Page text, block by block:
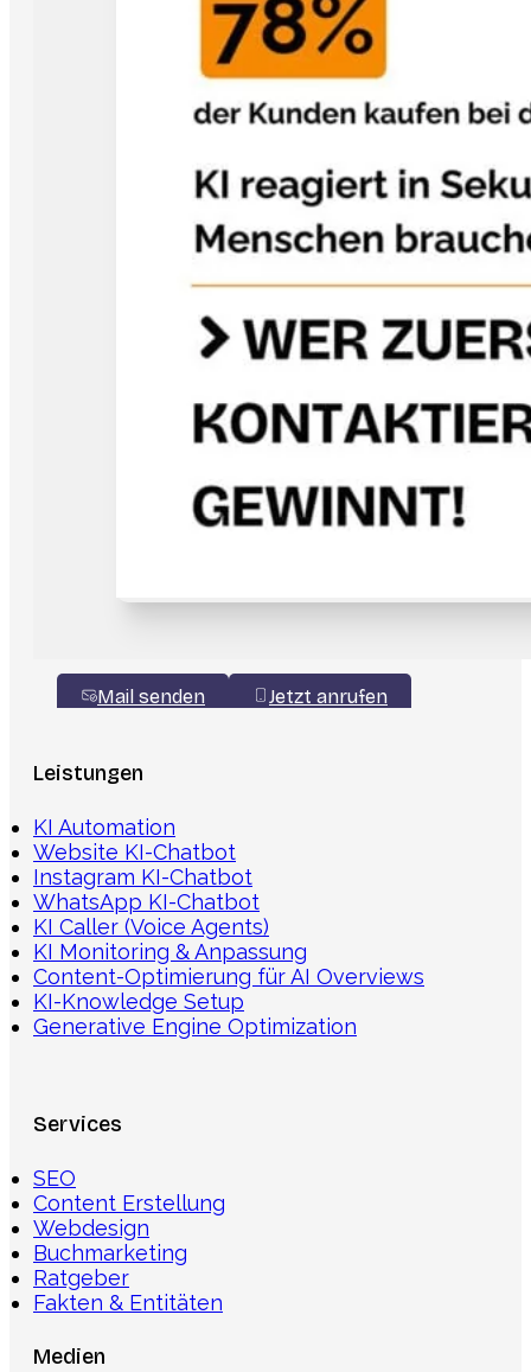
Mail senden Jetzt anrufen
Leistungen
KI Automation
Website KI-Chatbot
Instagram KI-Chatbot
WhatsApp KI-Chatbot
KI Caller (Voice Agents)
KI Monitoring & Anpassung
Content-Optimierung für AI Overviews
KI-Knowledge Setup
Generative Engine Optimization
Services
SEO
Content Erstellung
Webdesign
Buchmarketing
Ratgeber
Fakten & Entitäten
Medien